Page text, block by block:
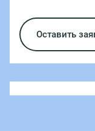
Оставить